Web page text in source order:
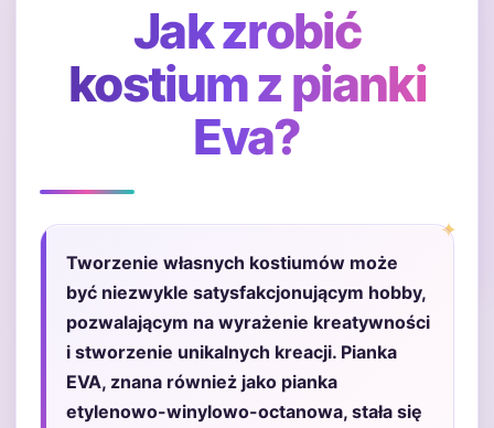
Jak zrobić
kostium z pianki
Eva?
Tworzenie własnych kostiumów może
być niezwykle satysfakcjonującym hobby,
pozwalającym na wyrażenie kreatywności
i stworzenie unikalnych kreacji. Pianka
EVA, znana również jako pianka
etylenowo-winylowo-octanowa, stała się